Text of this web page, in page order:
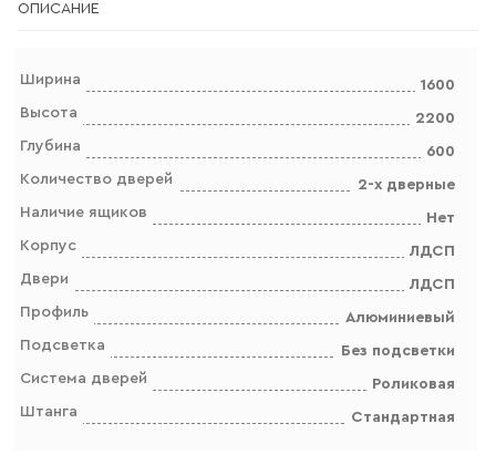
ОПИСАНИЕ
Ширина
1600
Высота
2200
Глубина
600
Количество дверей
2-х дверные
Наличие ящиков
Нет
Корпус
ЛДСП
Двери
ЛДСП
Профиль
Алюминиевый
Подсветка
Без подсветки
Система дверей
Роликовая
Штанга
Стандартная